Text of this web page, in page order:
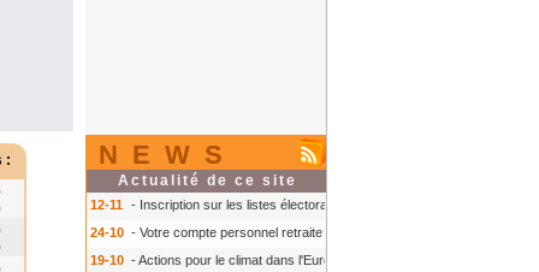
NEWS
Actualité de ce site
12-11 - Inscription sur les listes électorales : comment faire ?
24-10 - Votre compte personnel retraite sur info-retraite.fr
19-10 - Actions pour le climat dans l'Europe
: